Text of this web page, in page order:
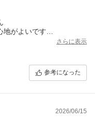
地がよいです
さらに表示
参考になった
2026/06/15